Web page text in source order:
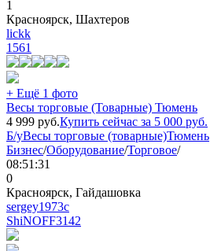
1
Красноярск, Шахтеров
lickk
1561
+ Ещё 1 фото
Весы торговые (Товарные) Тюмень
4 999 руб.Купить сейчас за 5 000 руб.
Б/уВесы торговые (товарные)Тюмень
Бизнес/Оборудование/Торговое/
08:51:31
0
Красноярск, Гайдашовка
sergey1973с
ShiNOFF3142